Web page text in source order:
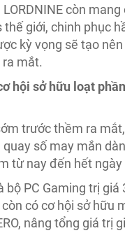
còn
thế giới, chinh phục
kỳ vọng sẽ tạo
mắt.
hội sở hữu loạt
trước thềm ra
số may mắn
từ nay đến hết
PC Gaming trị
có cơ hội sở hữu
nâng tổng giá trị